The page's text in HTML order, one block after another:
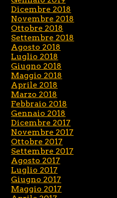
Dicembre 2018
Novembre 2018
Ottobre 2018
Settembre 2018
Agosto 2018
Luglio 2018
Giugno 2018
Maggio 2018
Aprile 2018
Marzo 2018
Febbraio 2018
Gennaio 2018
Dicembre 2017
Novembre 2017
Ottobre 2017
Settembre 2017
Agosto 2017
Luglio 2017
Giugno 2017
Maggio 2017